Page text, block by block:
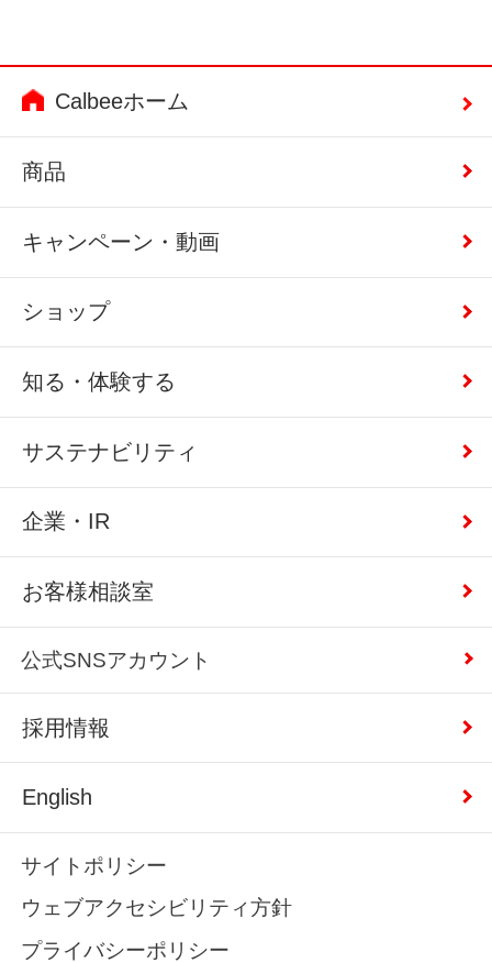
Calbeeホーム
商品
キャンペーン・動画
ショップ
知る・体験する
サステナビリティ
企業・IR
お客様相談室
公式SNSアカウント
採用情報
English
サイトポリシー
ウェブアクセシビリティ方針
プライバシーポリシー